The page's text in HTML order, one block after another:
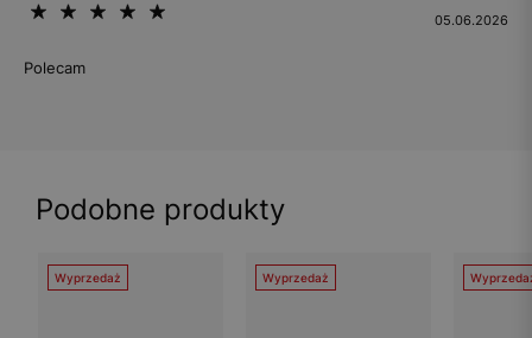
05.06.2026
Polecam
Podobne produkty
Wyprzedaż Wyprzedaż